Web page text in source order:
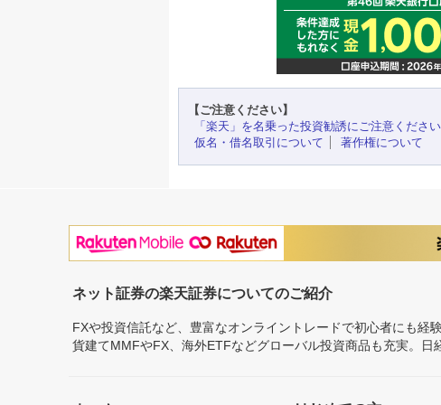
【ご注意ください】
「楽天」を名乗った投資勧誘にご注意ください
仮名・借名取引について
著作権について
ネット証券の楽天証券についてのご紹介
FXや投資信託など、豊富なオンライントレードで初心者にも
貨建てMMFやFX、海外ETFなどグローバル投資商品も充実。日